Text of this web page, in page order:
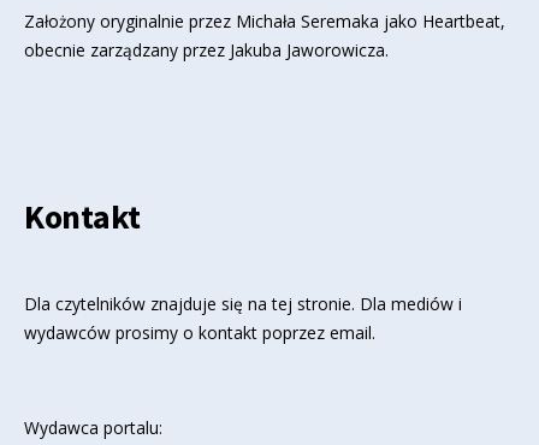
Założony oryginalnie przez Michała Seremaka jako Heartbeat,
obecnie zarządzany przez Jakuba Jaworowicza.
Kontakt
Dla czytelników znajduje się na tej stronie. Dla mediów i
wydawców prosimy o kontakt poprzez email.
Wydawca portalu: